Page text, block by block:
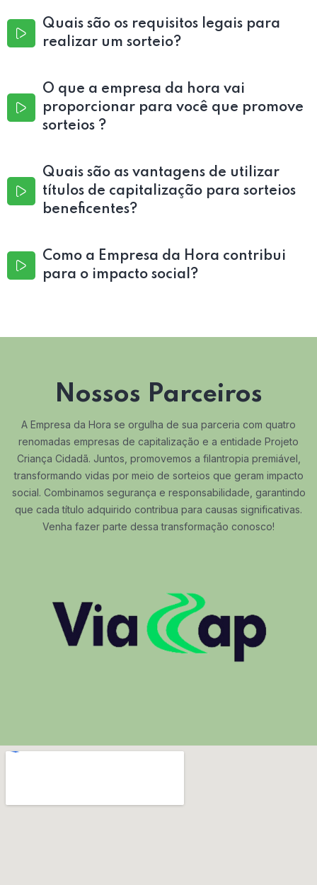
Quais são os requisitos legais para
realizar um sorteio?
O que a empresa da hora vai
proporcionar para você que promove
sorteios ?
Quais são as vantagens de utilizar
títulos de capitalização para sorteios
beneficentes?
Como a Empresa da Hora contribui
para o impacto social?
Nossos Parceiros
A Empresa da Hora se orgulha de sua parceria com quatro
renomadas empresas de capitalização e a entidade Projeto
Criança Cidadã. Juntos, promovemos a filantropia premiável,
transformando vidas por meio de sorteios que geram impacto
social. Combinamos segurança e responsabilidade, garantindo
que cada título adquirido contribua para causas significativas.
Venha fazer parte dessa transformação conosco!